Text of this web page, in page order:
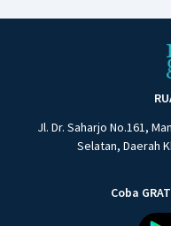
Jl. Dr. Saharjo No.161,
Selatan, Daerah
Coba